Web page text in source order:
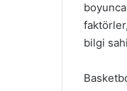
bilgi